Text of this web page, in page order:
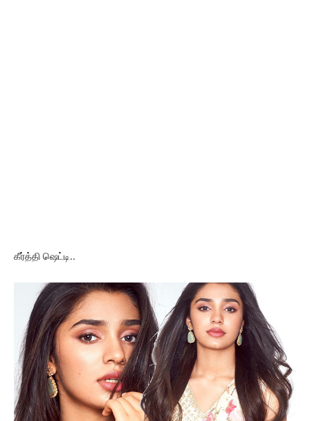
கீர்த்தி ஷெட்டி..